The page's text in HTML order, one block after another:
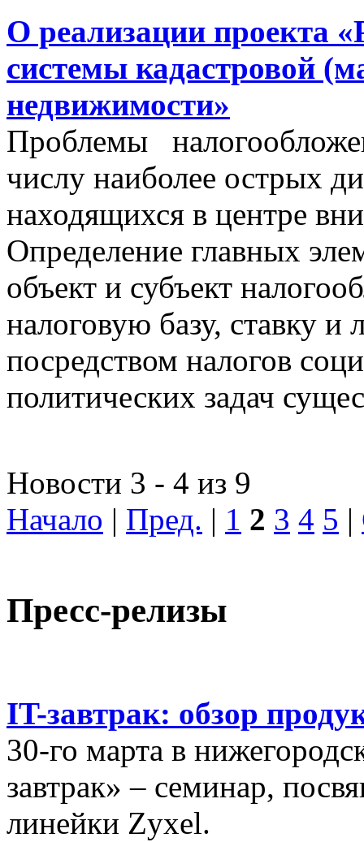
О реализации проекта
системы кадастровой
недвижимости»
Проблемы
числу наиболее острых
находящихся в центре
Определение главных
объект и субъект
налоговую базу, ставку и
посредством налогов
политических задач
Новости 3 - 4 из 9
Начало | Пред. | 1 2 3 4 5 |
Пресс-релизы
IT-завтрак: обзор
30-го марта в
завтрак» – семинар,
линейки Zyxel.